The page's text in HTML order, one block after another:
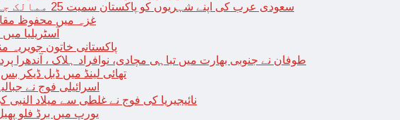
سعودی عرب کی اپنے شہریوں کو پاکستان سمیت 25 ممالک جانے سے اجتناب برتنے کی ہدایت
غزہ میں محفوظ
آسٹریلیا
پاکستانی خاتون جویریہ
طوفان نے جنوبی بھارت میں تباہی مچادی، نوافراد ہلاک ، آندھرا
تھائی لینڈ میں ڈبل ڈیکر بس درخت
اسرائیلی فوج نے
نائیجیریا کی فوج نے غلطی سے میلاد النبی کی
یورپ میں برڈ فلو